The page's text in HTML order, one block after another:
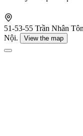
51-53-55 Trần Nhân
Nội.
View the map